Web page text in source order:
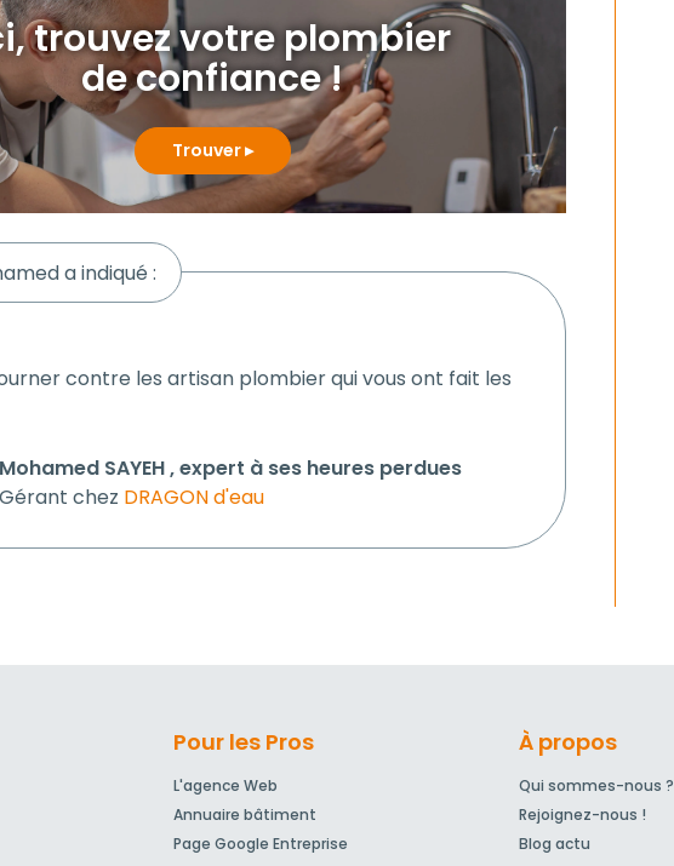
trouvez votre plombier
de confiance !
Trouver
a indiqué :
contre les artisan plombier qui vous ont fait les
Mohamed SAYEH , expert à ses heures perdues
Gérant chez DRAGON d'eau
Pour les Pros
L'agence Web
Annuaire bâtiment
Page Google Entreprise
À propos
Qui sommes-nous ?
Rejoignez-nous !
Blog actu